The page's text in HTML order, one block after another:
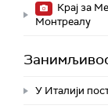
Крај за
Монтреалу
У Италији